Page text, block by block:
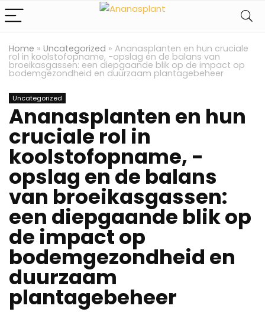
Home » Uncategorized » Ananasplanten en hun cruciale
rol in koolstofopname, -opslag en de balans van
broeikasgassen: een diepgaande blik op de impact op
bodemgezondheid en duurzaam plantagebeheer
Uncategorized
Ananasplanten en hun
cruciale rol in
koolstofopname, -
opslag en de balans
van broeikasgassen:
een diepgaande blik op
de impact op
bodemgezondheid en
duurzaam
plantagebeheer